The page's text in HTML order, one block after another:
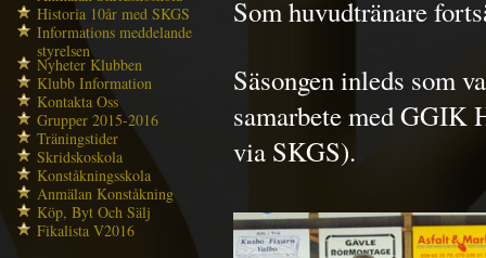
Historia 10år med SKGS
Informations meddelande
styrelsen
Nyheter Klubben
Klubb Information
Kontakta Oss
Grupper 2015-2016
Träningstider
Skridskoskola
Konståkningsskola
Anmälan Konståkning
Köp, Byt Och Sälj
Fikalista V2016
Som huvudtränare
Säsongen inleds som
samarbete med GGIK
via SKGS).